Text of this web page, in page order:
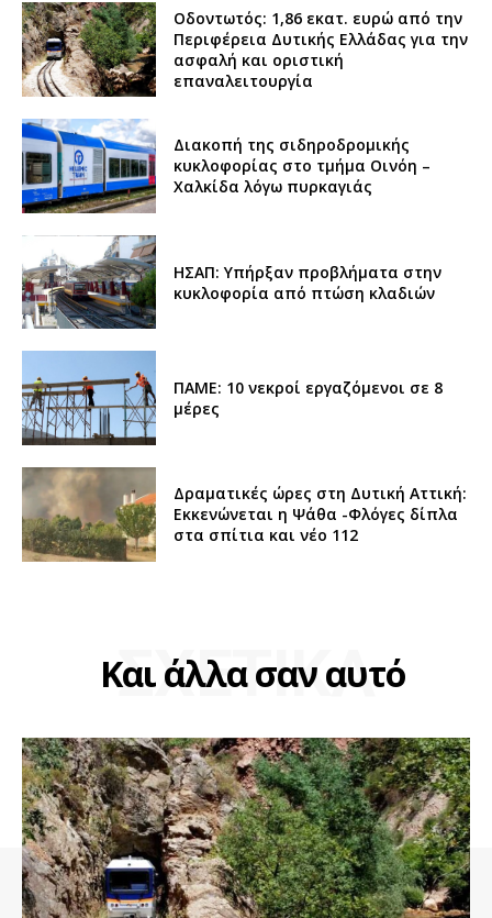
Οδοντωτός: 1,86 εκατ. ευρώ από την
Περιφέρεια Δυτικής Ελλάδας για την
ασφαλή και οριστική
επαναλειτουργία
Διακοπή της σιδηροδρομικής
κυκλοφορίας στο τμήμα Οινόη –
Χαλκίδα λόγω πυρκαγιάς
ΗΣΑΠ: Υπήρξαν προβλήματα στην
κυκλοφορία από πτώση κλαδιών
ΠΑΜΕ: 10 νεκροί εργαζόμενοι σε 8
μέρες
Δραματικές ώρες στη Δυτική Αττική:
Εκκενώνεται η Ψάθα -Φλόγες δίπλα
στα σπίτια και νέο 112
Και άλλα σαν αυτό
ΣΧΕΤΙΚΑ